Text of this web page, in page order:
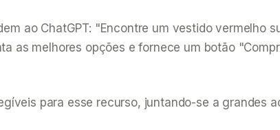
ao ChatGPT: "Encontre um vestido vermelho
as melhores opções e fornece um botão
para esse recurso, juntando-se a grandes